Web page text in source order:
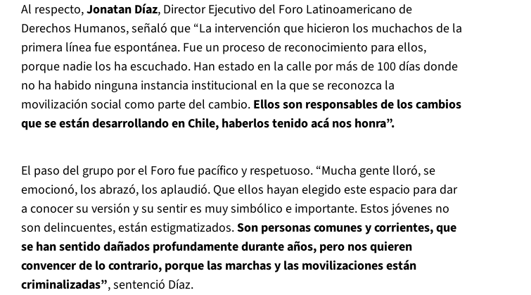
Al respecto,Jonatan Díaz, Director Ejecutivo del Foro Latinoamericano de
Derechos Humanos, señaló que “La intervención que hicieron los muchachos de la
primera línea fue espontánea. Fue un proceso de reconocimiento para ellos,
porque nadie los ha escuchado. Han estado en la calle por más de 100 días donde
no ha habido ninguna instancia institucional en la que se reconozca la
movilización social como parte del cambio. Ellos son responsables de los cambios
que se están desarrollando en Chile, haberlos tenido acá nos honra”.
El paso del grupo por el Foro fue pacífico y respetuoso. “Mucha gente lloró, se
emocionó, los abrazó, los aplaudió. Que ellos hayan elegido este espacio para dar
a conocer su versión y su sentir es muy simbólico e importante. Estos jóvenes no
son delincuentes, están estigmatizados.Son personas comunes y corrientes, que
se han sentido dañados profundamente durante años, pero nos quieren
convencer de lo contrario, porque las marchas y las movilizaciones están
criminalizadas”, sentenció Díaz.